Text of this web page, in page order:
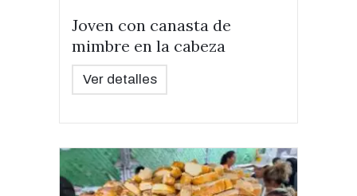
Joven con canasta de
mimbre en la cabeza
Ver detalles